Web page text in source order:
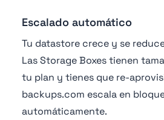
Escalado automático
Tu datastore crece y se
Las Storage Boxes tienen
tu plan y tienes que re-
backups.com escala en
automáticamente.